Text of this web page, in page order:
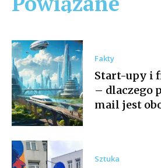
Fakty
Start-upy i
– dlaczego
mail jest
Sztuka